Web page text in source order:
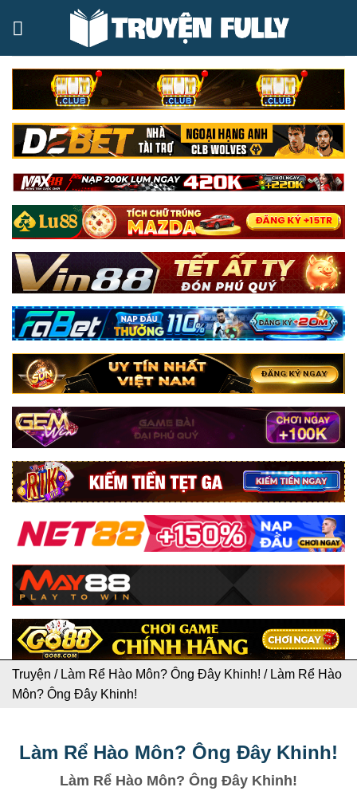
Truyện / Làm Rể Hào Môn? Ông Đây Khinh! / Làm Rể Hào
Môn? Ông Đây Khinh!
Làm Rể Hào Môn? Ông Đây Khinh!
Làm Rể Hào Môn? Ông Đây Khinh!